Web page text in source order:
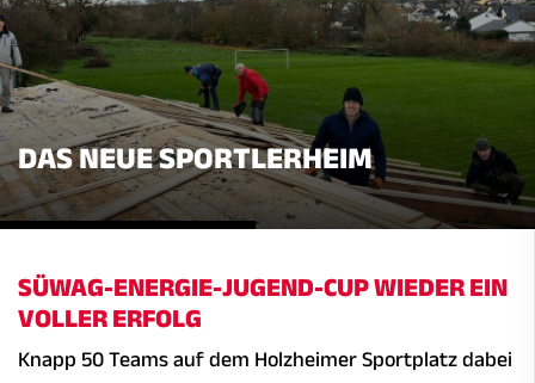
DAS NEUE SPORTLERHEIM
SÜWAG-ENERGIE-JUGEND-CUP WIEDER EIN
VOLLER ERFOLG
Knapp 50 Teams auf dem Holzheimer Sportplatz dabei